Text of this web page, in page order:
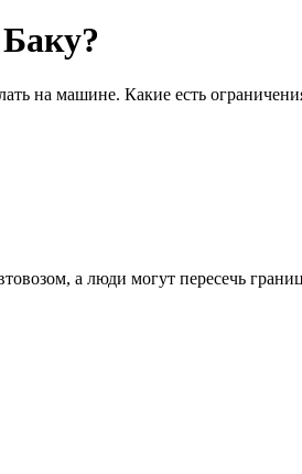
на машине. Какие есть
а люди могут пересечь